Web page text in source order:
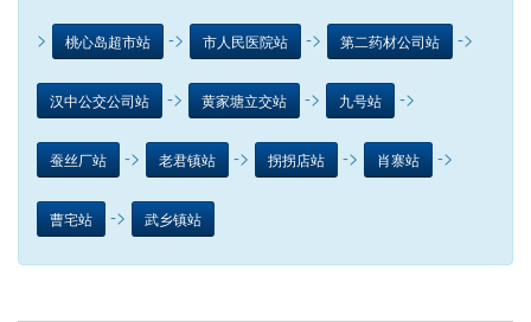
> 桃心岛超市站 -> 市人民医院站 -> 第二药材公司站 ->
汉中公交公司站 -> 黄家塘立交站 -> 九号站 ->
蚕丝厂站 -> 老君镇站 -> 拐拐店站 -> 肖寨站 ->
曹宅站 -> 武乡镇站